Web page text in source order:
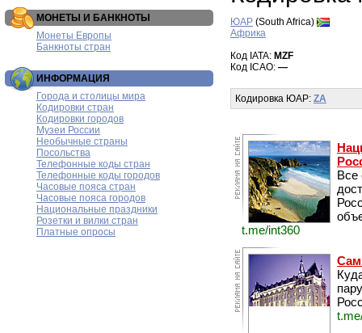
МОНЕТЫ И БАНКНОТЫ
Монеты Европы
Банкноты стран
ИНФОРМАЦИЯ
Города и столицы мира
Кодировки стран
Кодировки городов
Музеи России
Необычные страны
Посольства
Телефонные коды стран
Телефонные коды городов
Часовые пояса стран
Часовые пояса городов
Национальные праздники
Розетки и вилки стран
Платные опросы
ЮАР (South Africa)
Африка
Код IATA: MZF
Код ICAO: —
Кодировка ЮАР: ZA
Все
t.me/int360